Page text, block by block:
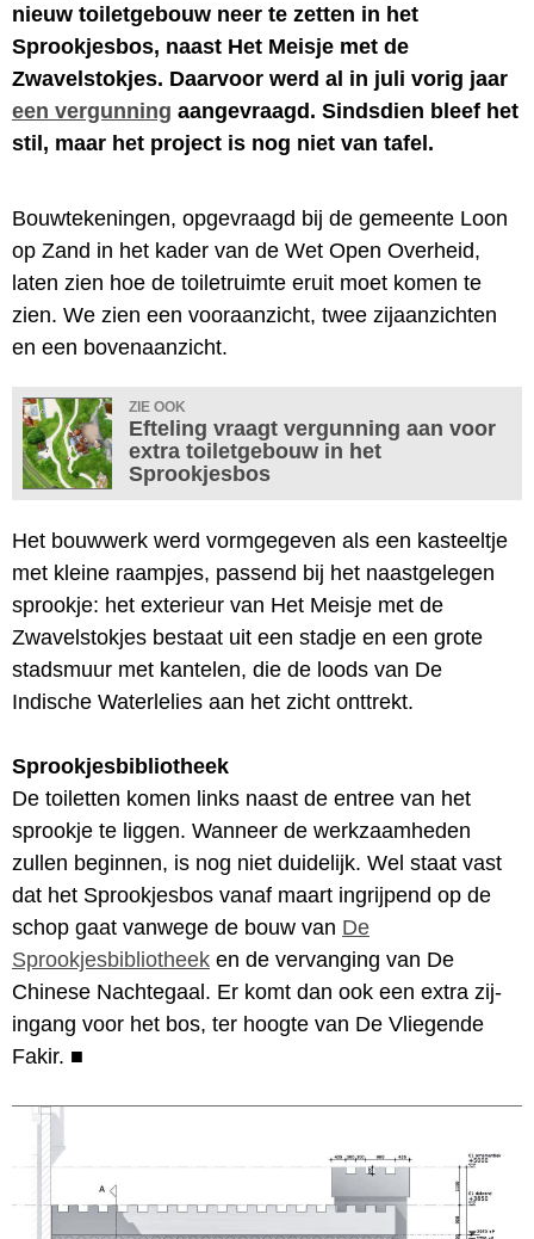
nieuw toiletgebouw neer te zetten in het
Sprookjesbos, naast Het Meisje met de
Zwavelstokjes. Daarvoor werd al in juli vorig jaar
een vergunning aangevraagd. Sindsdien bleef het
stil, maar het project is nog niet van tafel.
Bouwtekeningen, opgevraagd bij de gemeente Loon
op Zand in het kader van de Wet Open Overheid,
laten zien hoe de toiletruimte eruit moet komen te
zien. We zien een vooraanzicht, twee zijaanzichten
en een bovenaanzicht.
ZIE OOK
Efteling vraagt vergunning aan voor
extra toiletgebouw in het
Sprookjesbos
Het bouwwerk werd vormgegeven als een kasteeltje
met kleine raampjes, passend bij het naastgelegen
sprookje: het exterieur van Het Meisje met de
Zwavelstokjes bestaat uit een stadje en een grote
stadsmuur met kantelen, die de loods van De
Indische Waterlelies aan het zicht onttrekt.
Sprookjesbibliotheek
De toiletten komen links naast de entree van het
sprookje te liggen. Wanneer de werkzaamheden
zullen beginnen, is nog niet duidelijk. Wel staat vast
dat het Sprookjesbos vanaf maart ingrijpend op de
schop gaat vanwege de bouw van De
Sprookjesbibliotheek en de vervanging van De
Chinese Nachtegaal. Er komt dan ook een extra zij-
ingang voor het bos, ter hoogte van De Vliegende
Fakir. ■